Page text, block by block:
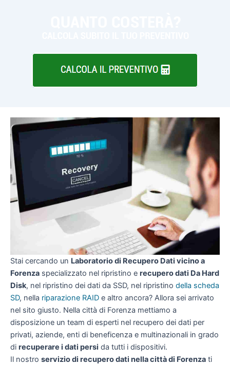
Stai cercando un Laboratorio di Recupero Dati vicino a
Forenza specializzato nel ripristino e recupero dati Da Hard
Disk, nel ripristino dei dati da SSD, nel ripristino della scheda
SD, nella riparazione RAID e altro ancora? Allora sei arrivato
nel sito giusto. Nella città di Forenza mettiamo a
disposizione un team di esperti nel recupero dei dati per
privati, aziende, enti di beneficenza e multinazionali in grado
di recuperare i dati persi da tutti i dispositivi.
Il nostro servizio di recupero dati nella città di Forenza ti